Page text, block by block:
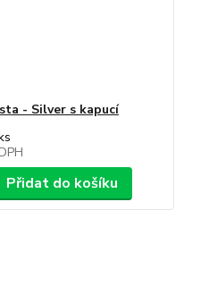
- Silver s kapucí
Přidat do košíku